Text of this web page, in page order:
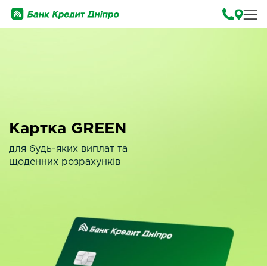
Картка GREEN
для будь-яких виплат та
щоденних розрахунків